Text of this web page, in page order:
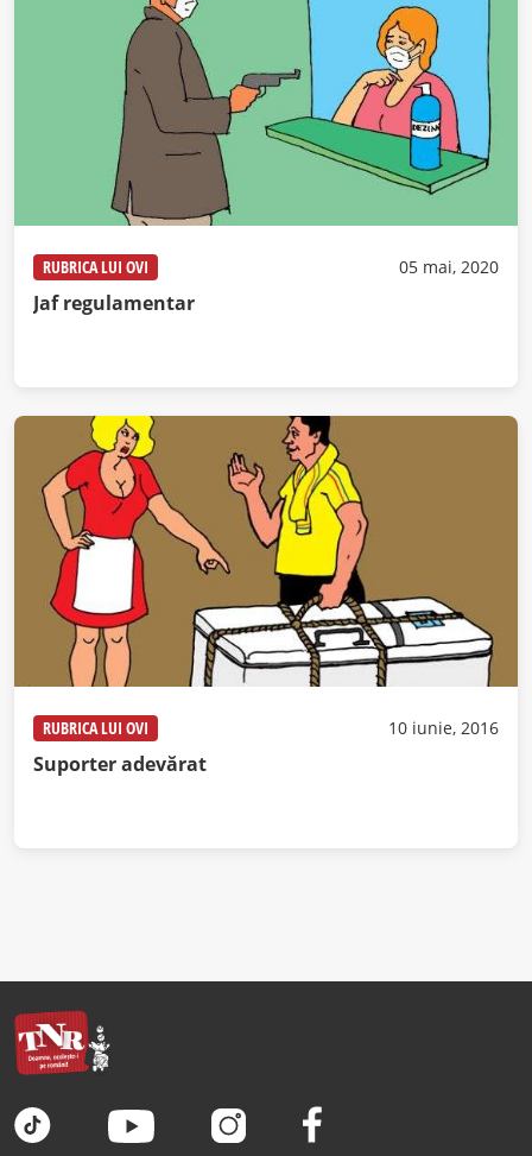
RUBRICA LUI OVI 05 mai, 2020
Jaf regulamentar
RUBRICA LUI OVI 10 iunie, 2016
Suporter adevărat